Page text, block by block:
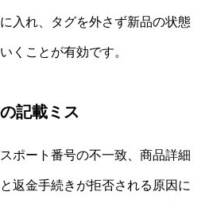
入れ、タグを外さず新品の状態
くことが有効です。
記載ミス
ポート番号の不一致、商品詳細
返金手続きが拒否される原因に